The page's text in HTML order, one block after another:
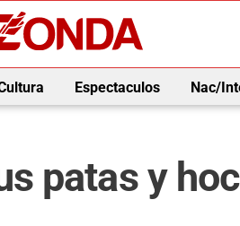
Espectaculos Nac/
patas y